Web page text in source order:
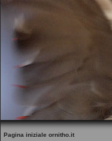
Pagina iniziale ornitho.it